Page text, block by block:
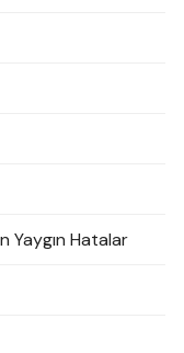
Yaygın Hatalar